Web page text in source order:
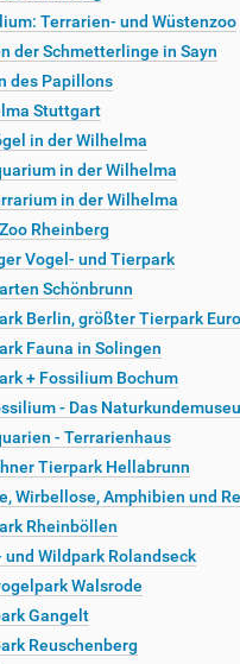
Terrarien- und Wüstenzoo
der Schmetterlinge in Sayn
des Papillons
Stuttgart
in der Wilhelma
in der Wilhelma
in der Wilhelma
Rheinberg
Vogel- und Tierpark
Schönbrunn
Berlin, größter Tierpark
Fauna in Solingen
+ Fossilium Bochum
- Das
- Terrarienhaus
Tierpark Hellabrunn
Wirbellose, Amphibien und
Rheinböllen
und Wildpark Rolandseck
Walsrode
Gangelt
Reuschenberg